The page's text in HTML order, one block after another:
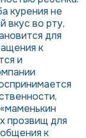
курения не
вкус во рту,
для
к
и
прозвищ для
к